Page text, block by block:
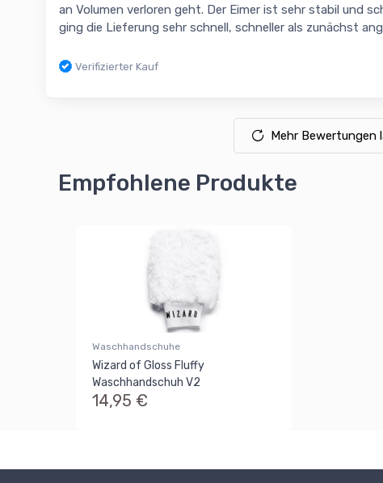
an Volumen verloren geht. Der Eimer ist sehr stabil und
ging die Lieferung sehr schnell, schneller als zunächst
Verifizierter Kauf
Mehr Bewertungen
Empfohlene Produkte
Waschhandschuhe
Wizard of Gloss Fluffy
Waschhandschuh V2
14,95 €